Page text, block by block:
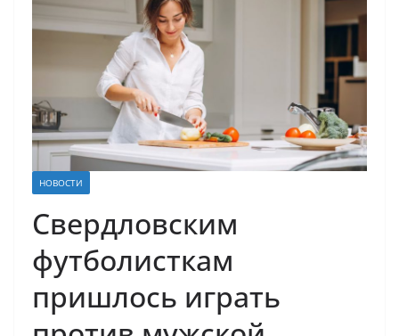
НОВОСТИ
Свердловским
футболисткам
пришлось играть